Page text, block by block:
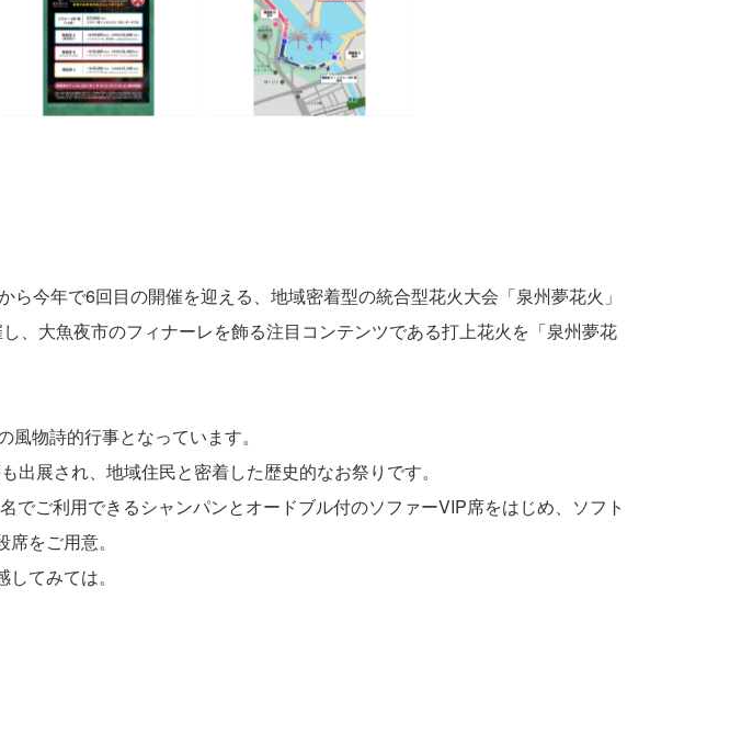
今年で6回目の開催を迎える、地域密着型の統合型花火大会「泉州夢花火」
、大魚夜市のフィナーレを飾る注目コンテンツである打上花火を「泉州夢花
物詩的行事となっています。
展され、地域住民と密着した歴史的なお祭りです。
ご利用できるシャンパンとオードブル付のソファーVIP席をはじめ、ソフト
をご用意。
てみては。